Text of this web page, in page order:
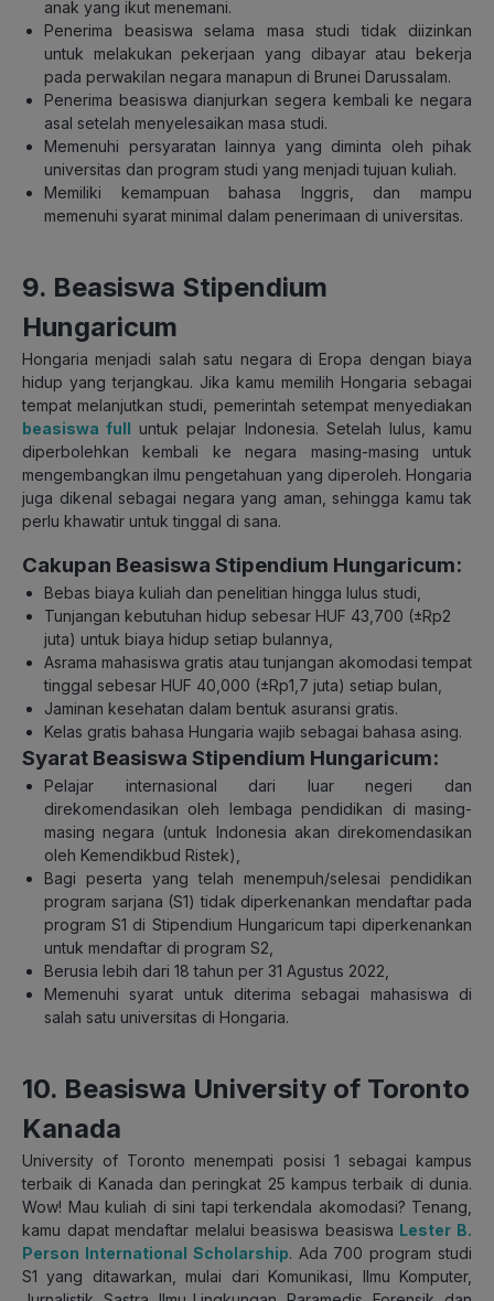
anak yang ikut menemani.
Penerima beasiswa selama masa studi tidak diizinkan
untuk melakukan pekerjaan yang dibayar atau bekerja
pada perwakilan negara manapun di Brunei Darussalam.
Penerima beasiswa dianjurkan segera kembali ke negara
asal setelah menyelesaikan masa studi.
Memenuhi persyaratan lainnya yang diminta oleh pihak
universitas dan program studi yang menjadi tujuan kuliah.
Memiliki kemampuan bahasa Inggris, dan mampu
memenuhi syarat minimal dalam penerimaan di universitas.
9. Beasiswa Stipendium
Hungaricum
Hongaria menjadi salah satu negara di Eropa dengan biaya
hidup yang terjangkau. Jika kamu memilih Hongaria sebagai
tempat melanjutkan studi, pemerintah setempat menyediakan
beasiswa full untuk pelajar Indonesia. Setelah lulus, kamu
diperbolehkan kembali ke negara masing-masing untuk
mengembangkan ilmu pengetahuan yang diperoleh. Hongaria
juga dikenal sebagai negara yang aman, sehingga kamu tak
perlu khawatir untuk tinggal di sana.
Cakupan Beasiswa Stipendium Hungaricum:
Bebas biaya kuliah dan penelitian hingga lulus studi,
Tunjangan kebutuhan hidup sebesar HUF 43,700 (±Rp2
juta) untuk biaya hidup setiap bulannya,
Asrama mahasiswa gratis atau tunjangan akomodasi tempat
tinggal sebesar HUF 40,000 (±Rp1,7 juta) setiap bulan,
Jaminan kesehatan dalam bentuk asuransi gratis.
Kelas gratis bahasa Hungaria wajib sebagai bahasa asing.
Syarat Beasiswa Stipendium Hungaricum:
Pelajar internasional dari luar negeri dan
direkomendasikan oleh lembaga pendidikan di masing-
masing negara (untuk Indonesia akan direkomendasikan
oleh Kemendikbud Ristek),
Bagi peserta yang telah menempuh/selesai pendidikan
program sarjana (S1) tidak diperkenankan mendaftar pada
program S1 di Stipendium Hungaricum tapi diperkenankan
untuk mendaftar di program S2,
Berusia lebih dari 18 tahun per 31 Agustus 2022,
Memenuhi syarat untuk diterima sebagai mahasiswa di
salah satu universitas di Hongaria.
10. Beasiswa University of Toronto
Kanada
University of Toronto menempati posisi 1 sebagai kampus
terbaik di Kanada dan peringkat 25 kampus terbaik di dunia.
Wow! Mau kuliah di sini tapi terkendala akomodasi? Tenang,
kamu dapat mendaftar melalui beasiswa beasiswa Lester B.
Person International Scholarship. Ada 700 program studi
S1 yang ditawarkan, mulai dari Komunikasi, Ilmu Komputer,